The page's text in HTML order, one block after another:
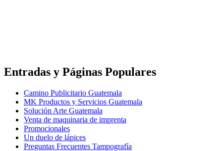
Entradas y Páginas Populares
Camino Publicitario Guatemala
MK Productos y Servicios Guatemala
Solución Arte Guatemala
Venta de maquinaria de imprenta
Promocionales
Un duelo de lápices
Preguntas Frecuentes Tampografía